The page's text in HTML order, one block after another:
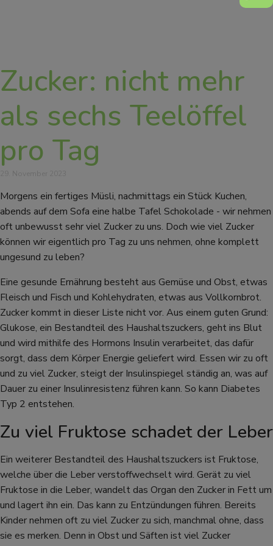
Zucker: nicht mehr
als sechs Teelöffel
pro Tag
Morgens ein fertiges Müsli, nachmittags ein Stück Kuchen,
abends auf dem Sofa eine halbe Tafel Schokolade - wir nehmen
oft unbewusst sehr viel Zucker zu uns. Doch wie viel Zucker
können wir eigentlich pro Tag zu uns nehmen, ohne komplett
ungesund zu leben?
Eine gesunde Ernährung besteht aus Gemüse und Obst, etwas
Fleisch und Fisch und Kohlehydraten, etwas aus Vollkornbrot.
Zucker kommt in dieser Liste nicht vor. Aus einem guten Grund:
Glukose, ein Bestandteil des Haushaltszuckers, geht ins Blut
und wird mithilfe des Hormons Insulin verarbeitet, das dafür
sorgt, dass dem Körper Energie geliefert wird. Essen wir zu oft
und zu viel Zucker, steigt der Insulinspiegel ständig an, was auf
Dauer zu einer Insulinresistenz führen kann. So kann Diabetes
Typ 2 entstehen.
Zu viel Fruktose schadet der Leber
Ein weiterer Bestandteil des Haushaltszuckers ist Fruktose,
welche über die Leber verstoffwechselt wird. Gerät zu viel
Fruktose in die Leber, wandelt das Organ den Zucker in Fett um
und lagert ihn ein. Das kann zu Entzündungen führen. Bereits
Kinder nehmen oft zu viel Zucker zu sich, manchmal ohne, dass
sie es merken. Denn in Obst und Säften ist viel Zucker